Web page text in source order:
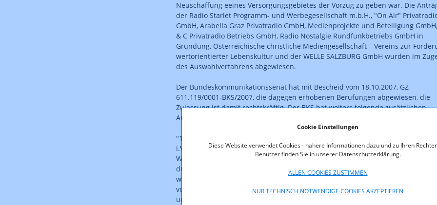
Cookie Einstellungen
Diese Website verwendet Cookies - nähere Informationen dazu und zu Ihren
Benutzer finden Sie in unserer Datenschutzerklärung.
ALLEN COOKIES ZUSTIMMEN
NUR TECHNISCH NOTWENDIGE COOKIES AKZEPTIEREN
Neuschaffung eeines Versorgungsgebietes der Vorzug zu geben war. Die
der Radio Starlet Programm- und Werbegesellschaft m.b.H., "On Air"
GmbH, Arabella Graz Privatradio GmbH, Medienprojekte und Beteiligung
& C Privatradio Betriebs GmbH, Radio Nostalgie Rundfunkbetriebs GmbH in
Gründung, Österreichische christliche Mediengesellschaft – Vereins zur
wertorientierter Lebenskultur und der WELLE SALZBURG GmbH wurden im
des Auswahlverfahrens abgewiesen.
Der Bundeskommunikationssenat hat mit Bescheid vom 18.10.2007, GZ
611.119/0001-BKS/2007, die dagegen erhobenen Berufungen abgewiesen, die
Zulassung ist damit rechtskräftig. Der BKS hat weiters folgende zusätzlichen
Auflagen erteilt:
"1a.) Die Zulassung gemäß Spruchpunkt 1.) wird gemäß § 3 Abs. 2 zweiter Satz
i.V.m. § 6 Abs. 1 PrR-G unter der Auflage erteilt, dass die stündlich gesendeten
Welt- und Österreichnachrichten nicht von Unternehmen übernommen werden
dürfen, deren erstellte Nachrichten bereits im Versorgungsgebiet empfangen
werden können, insbesondere nicht von der KRONEHIT Radiobetriebs GmbH
von einem mit dieser im Sinne von § 9 Abs. 4 PrR-G verbundenen Unternehmen
und auch nicht von der Radio Content Austria GmbH oder einem mit dieser im